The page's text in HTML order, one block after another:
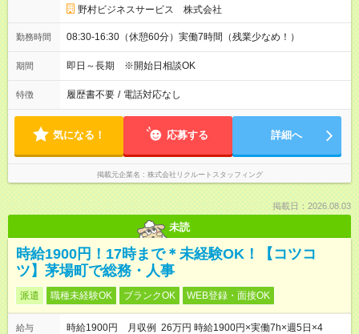
野村ビジネスサービス 株式会社
勤務時間 08:30-16:30（休憩60分）実働7時間（残業少なめ！）
期間 即日～長期 ※開始日相談OK
特徴 履歴書不要 / 電話対応なし
気になる！ 応募する 詳細へ
掲載元企業名 株式会社リクルートスタッフィング
掲載日：2026.08.03
未読
時給1900円！17時まで＊未経験OK！【コツコ
ツ】茅場町で総務・人事
派遣 職種未経験OK ブランクOK WEB登録・面接OK
給与
時給1900円 月収例 26万円 時給1900円×実働7h×週5日×4